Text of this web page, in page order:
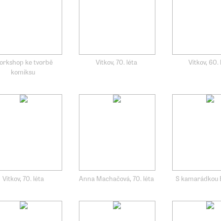
ke tvorbě
komiksu
Vítkov, 70. léta Vítkov, 60.
Vítkov, 70. léta Anna Machačová, 70. léta S kamarádkou